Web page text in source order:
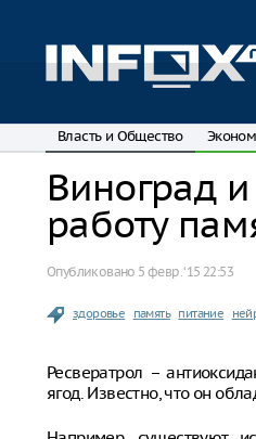
Власть и Общество
Виноград
работу
Опубликовано 5 февр. ‘15 22:53
здоровье память питание
Ресвератрол –
ягод. Известно, что он